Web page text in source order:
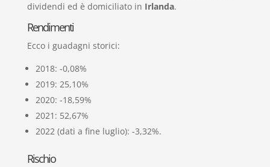
dividendi ed è domiciliato in Irlanda.
Rendimenti
Ecco i guadagni storici:
2018: -0,08%
2019: 25,10%
2020: -18,59%
2021: 52,67%
2022 (dati a fine luglio): -3,32%.
Rischio